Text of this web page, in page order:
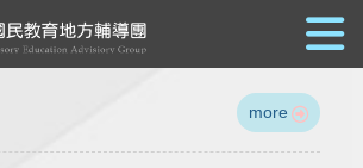
more